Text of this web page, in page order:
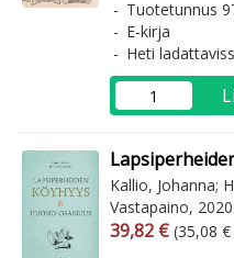
Tuotetunnus
E-kirja
Heti
Kallio, Johanna;
Vastapaino, 2020
39,82 € (35,08